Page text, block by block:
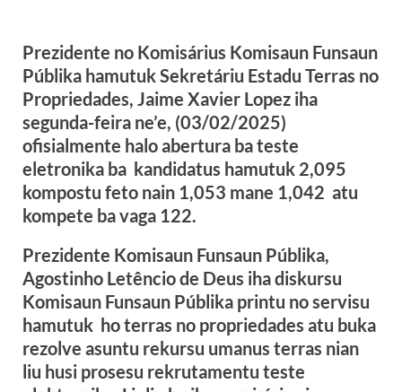
Prezidente no Komisárius Komisaun Funsaun
Públika hamutuk Sekretáriu Estadu Terras no
Propriedades, Jaime Xavier Lopez iha
segunda-feira ne’e, (03/02/2025)
ofisialmente halo abertura ba teste
eletronika ba kandidatus hamutuk 2,095
kompostu feto nain 1,053 mane 1,042 atu
kompete ba vaga 122.
Prezidente Komisaun Funsaun Públika,
Agostinho Letêncio de Deus iha diskursu
Komisaun Funsaun Públika printu no servisu
hamutuk ho terras no propriedades atu buka
rezolve asuntu rekursu umanus terras nian
liu husi prosesu rekrutamentu teste